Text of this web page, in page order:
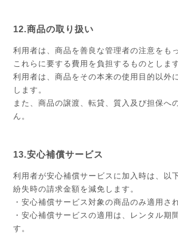
12.商品の取り扱い
利用者は、商品を善良な管理者の注意をも
これらに要する費用を負担するものとします
利用者は、商品をその本来の使用目的以外
します。
また、商品の譲渡、転貸、質入及び担保へ
ん。
13.安心補償サービス
利用者が安心補償サービスに加入時は、以
紛失時の請求金額を減免します。
・安心補償サービス対象の商品のみ適用さ
・安心補償サービスの適用は、レンタル期
す。